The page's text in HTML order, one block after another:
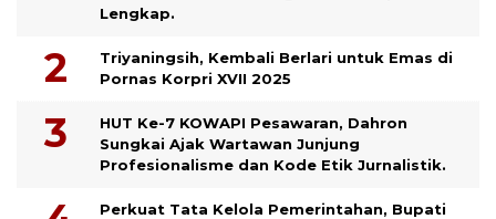
Lengkap.
Triyaningsih, Kembali Berlari untuk Emas di
Pornas Korpri XVII 2025
HUT Ke-7 KOWAPI Pesawaran, Dahron
Sungkai Ajak Wartawan Junjung
Profesionalisme dan Kode Etik Jurnalistik.
Perkuat Tata Kelola Pemerintahan, Bupati